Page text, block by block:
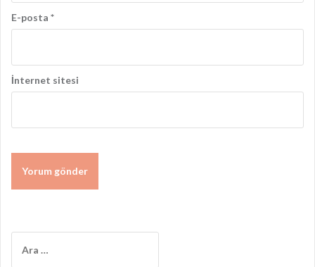
E-posta *
İnternet sitesi